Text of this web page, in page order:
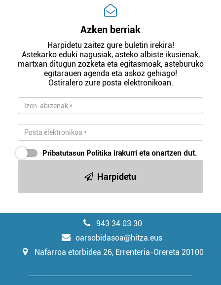
Azken berriak
Harpidetu zaitez gure buletin irekira!
Astekarko eduki nagusiak, asteko albiste ikusienak,
martxan ditugun zozketa eta egitasmoak, asteburuko
egitarauen agenda eta askoz gehiago!
Ostiralero zure posta elektronikoan.
Pribatutasun Politika irakurri eta onartzen dut.
Harpidetu
943 34 03 30
oarsobidasoa@hitza.eus
Nafarroa etorbidea 26, Errenteria-Orereta 20100